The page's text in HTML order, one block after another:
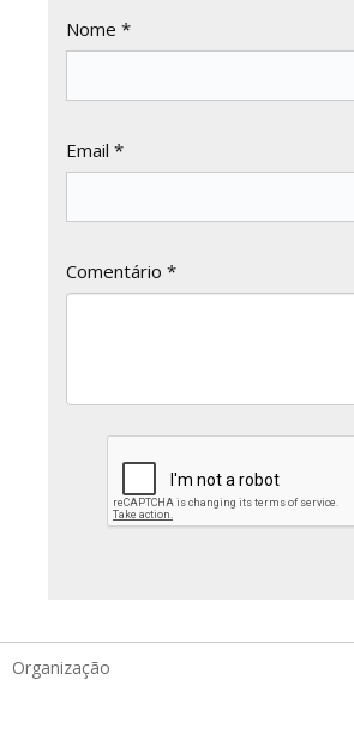
Nome *
Email *
Comentário *
Organização